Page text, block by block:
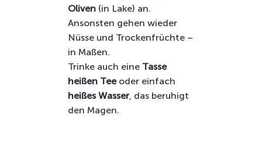
Oliven (in Lake) an.
Ansonsten gehen wieder
Nüsse und Trockenfrüchte –
in Maßen.
Trinke auch eine Tasse
heißen Teeoder einfach
heißes Wasser, das beruhigt
den Magen.